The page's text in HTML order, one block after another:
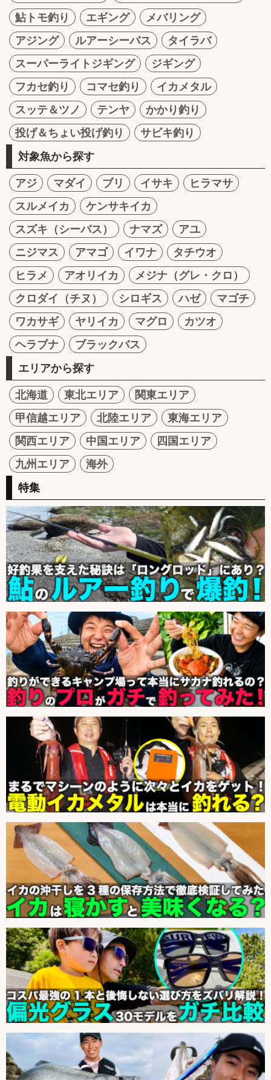
鮎トモ釣り
エギング
メバリング
アジング
ルアーシーバス
タイラバ
スーパーライトジギング
ジギング
フカセ釣り
コマセ釣り
イカメタル
スッテ＆ツノ
テンヤ
かかり釣り
投げ＆ちょい投げ釣り
サビキ釣り
対象魚から探す
アジ マダイ ブリ イサキ
ヒラマサ
スルメイカ
ケンサキイカ
スズキ（シーバス）
ナマズ
アユ
ニジマス
アマゴ イワナ
タチウオ
ヒラメ
アオリイカ
メジナ（グレ・クロ）
クロダイ（チヌ）
シロギス ハゼ
マゴチ
ワカサギ
ヤリイカ マグロ
カツオ
ヘラブナ
ブラックバス
エリアから探す
北海道 東北エリア
関東エリア
甲信越エリア
北陸エリア
東海エリア
関西エリア
中国エリア
四国エリア
九州エリア
海外
特集